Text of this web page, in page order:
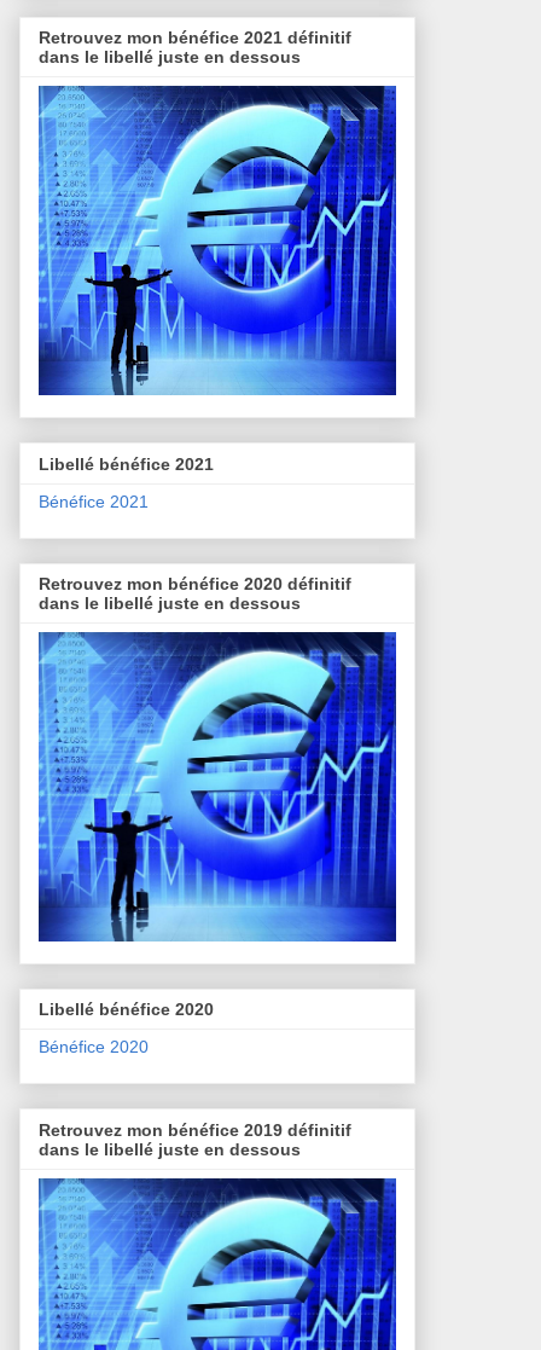
Retrouvez mon bénéfice 2021 définitif
dans le libellé juste en dessous
Libellé bénéfice 2021
Bénéfice 2021
Retrouvez mon bénéfice 2020 définitif
dans le libellé juste en dessous
Libellé bénéfice 2020
Bénéfice 2020
Retrouvez mon bénéfice 2019 définitif
dans le libellé juste en dessous